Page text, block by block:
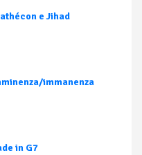
e Jihad
immanenza
in G7